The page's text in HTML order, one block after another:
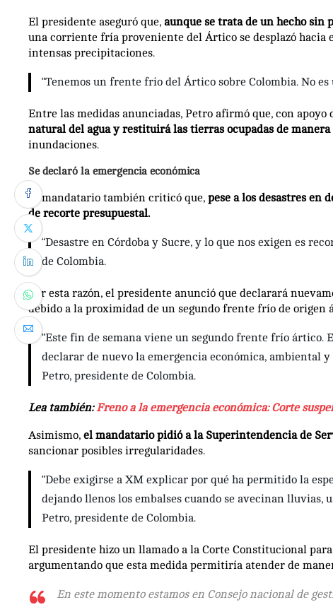
El presidente aseguró que, aunque se trata de un hecho sin
una corriente fría proveniente del Ártico se desplazó hacia
intensas precipitaciones.
“Tenemos un frente frío del Ártico sobre Colombia. No
Entre las medidas anunciadas, Petro afirmó que, con apoyo
natural del agua y restituirá las tierras ocupadas de
inundaciones.
Se declaró la emergencia económica
El mandatario también criticó que, pese a los desastres en
de recorte presupuestal.
“Desastre en Córdoba y Sucre, y lo que nos exigen es
de Colombia.
Por esta razón, el presidente anunció que declarará
debido a la proximidad de un segundo frente frío de origen
“Este fin de semana viene un segundo frente frío ártico.
declarar de nuevo la emergencia económica, ambiental
Petro, presidente de Colombia.
Lea también:Freno a la emergencia económica: Corte
Asimismo, el mandatario pidió a la Superintendencia de
sancionar posibles irregularidades.
“Debe exigirse a XM explicar por qué ha permitido la
dejando llenos los embalses cuando se avecinan lluvias,
Petro, presidente de Colombia.
El presidente hizo un llamado a la Corte Constitucional
argumentando que esta medida permitiría atender de
En este momento estamos en Consejo nacional de